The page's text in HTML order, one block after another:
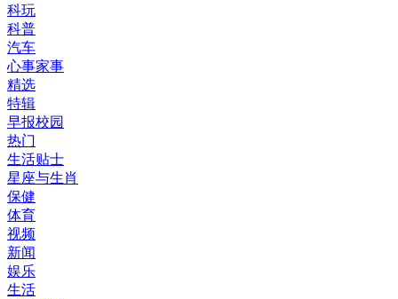
科玩
科普
汽车
心事家事
精选
特辑
早报校园
热门
生活贴士
星座与生肖
保健
体育
视频
新闻
娱乐
生活